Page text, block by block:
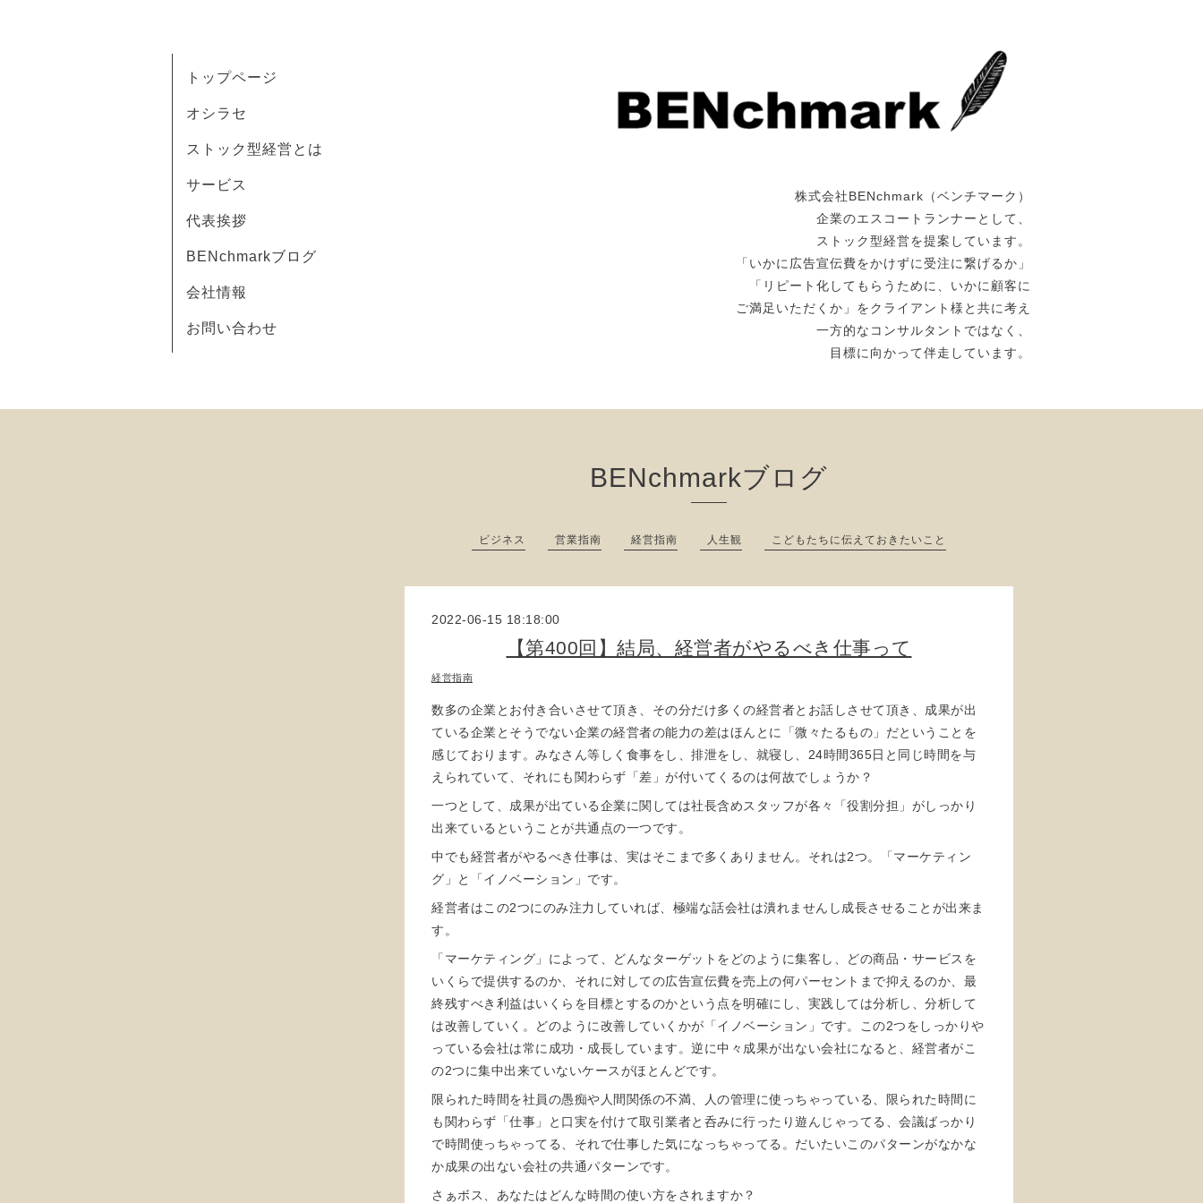
株式会社BENchmark（ベンチマーク）
企業のエスコートランナーとして、
ストック型経営を提案しています。
「いかに広告宣伝費をかけずに受注に繋げるか」
「リピート化してもらうために、いかに顧客に
ご満足いただくか」をクライアント様と共に考え
一方的なコンサルタントではなく、
目標に向かって伴走しています。
トップページ
オシラセ
ストック型経営とは
サービス
代表挨拶
BENchmarkブログ
会社情報
お問い合わせ
BENchmarkブログ
ビジネス 営業指南 経営指南 人生観 こどもたちに伝えておきたいこと
2022-06-15 18:18:00
【第400回】結局、経営者がやるべき仕事って
経営指南
数多の企業とお付き合いさせて頂き、その分だけ多くの経営者とお話しさせて頂き、成果が出
ている企業とそうでない企業の経営者の能力の差はほんとに「微々たるもの」だということを
感じております。みなさん等しく食事をし、排泄をし、就寝し、24時間365日と同じ時間を与
えられていて、それにも関わらず「差」が付いてくるのは何故でしょうか？
一つとして、成果が出ている企業に関しては社長含めスタッフが各々「役割分担」がしっかり
出来ているということが共通点の一つです。
中でも経営者がやるべき仕事は、実はそこまで多くありません。それは2つ。「マーケティン
グ」と「イノベーション」です。
経営者はこの2つにのみ注力していれば、極端な話会社は潰れませんし成長させることが出来ま
す。
「マーケティング」によって、どんなターゲットをどのように集客し、どの商品・サービスを
いくらで提供するのか、それに対しての広告宣伝費を売上の何パーセントまで抑えるのか、最
終残すべき利益はいくらを目標とするのかという点を明確にし、実践しては分析し、分析して
は改善していく。どのように改善していくかが「イノベーション」です。この2つをしっかりや
っている会社は常に成功・成長しています。逆に中々成果が出ない会社になると、経営者がこ
の2つに集中出来ていないケースがほとんどです。
限られた時間を社員の愚痴や人間関係の不満、人の管理に使っちゃっている、限られた時間に
も関わらず「仕事」と口実を付けて取引業者と呑みに行ったり遊んじゃってる、会議ばっかり
で時間使っちゃってる、それで仕事した気になっちゃってる。だいたいこのパターンがなかな
か成果の出ない会社の共通パターンです。
さぁボス、あなたはどんな時間の使い方をされますか？